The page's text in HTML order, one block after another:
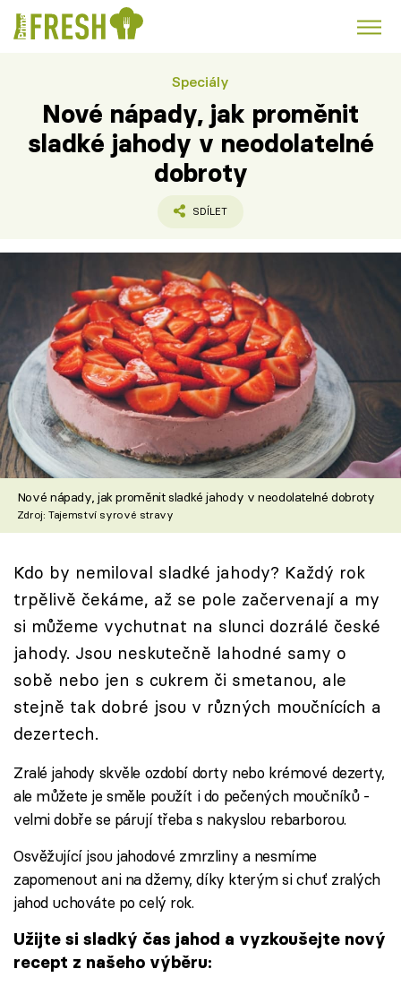
Polévky k večeři
Česká kuchyně Čokoláda
Recepty
Články
TV Program
Škola vaření
Recepty z TV
Speciál: Cuketa
Sledujte prima+
Přihlášení
Sledujte nás
Speciály
Nové nápady, jak proměnit
sladké jahody v neodolatelné
dobroty
SDÍLET
Nové nápady, jak proměnit sladké jahody v neodolatelné dobroty
Zdroj: Tajemství syrové stravy
Kdo by nemiloval sladké jahody? Každý rok
trpělivě čekáme, až se pole začervenají a my
si můžeme vychutnat na slunci dozrálé české
jahody. Jsou neskutečně lahodné samy o
sobě nebo jen s cukrem či smetanou, ale
stejně tak dobré jsou v různých moučnících a
dezertech.
Zralé jahody skvěle ozdobí dorty nebo krémové dezerty,
ale můžete je směle použít i do pečených moučníků -
velmi dobře se párují třeba s nakyslou rebarborou.
Osvěžující jsou jahodové zmrzliny a nesmíme
zapomenout ani na džemy, díky kterým si chuť zralých
jahod uchováte po celý rok.
Užijte si sladký čas jahod a vyzkoušejte nový
recept z našeho výběru: